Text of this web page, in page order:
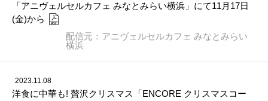
「アニヴェルセルカフェ みなとみらい横浜」にて11月17日
(金)から
配信元：アニヴェルセルカフェ みなとみらい
横浜
2023.11.08
洋食に中華も! 贅沢クリスマス「ENCORE クリスマスコー